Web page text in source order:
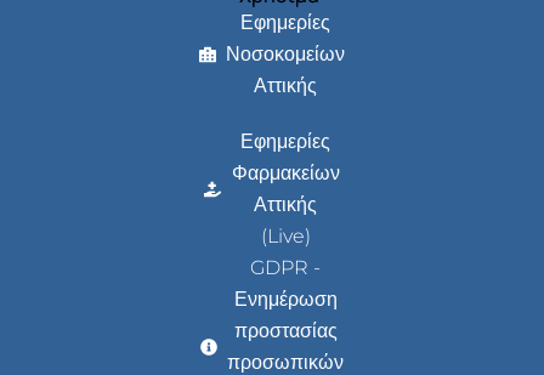
Εφημερίες
Νοσοκομείων
Αττικής
Εφημερίες
Φαρμακείων
Αττικής
(Live)
GDPR -
Ενημέρωση
προστασίας
προσωπικών